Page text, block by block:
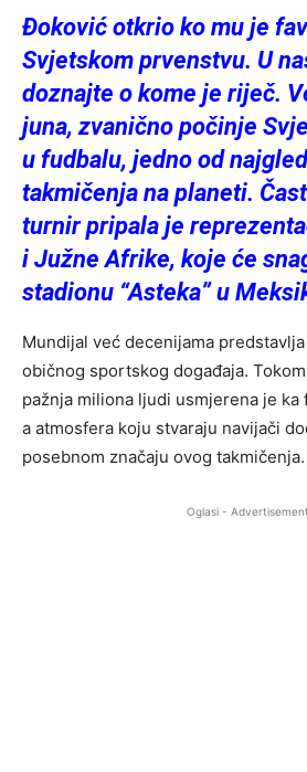
Đoković otkrio ko mu je
Svjetskom prvenstvu. U
doznajte o kome je riječ.
juna, zvanično počinje
u fudbalu, jedno od
takmičenja na planeti.
turnir pripala je
i Južne Afrike, koje će
stadionu “Asteka” u
Mundijal već decenijama
običnog sportskog događaja.
pažnja miliona ljudi usmjerena je ka
a atmosfera koju stvaraju navijači
posebnom značaju ovog takmičenja.
Oglasi - Advertisement